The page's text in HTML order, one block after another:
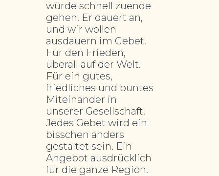
würde schnell zuende
gehen. Er dauert an,
und wir wollen
ausdauern im Gebet.
Für den Frieden,
überall auf der Welt.
Für ein gutes,
friedliches und buntes
Miteinander in
unserer Gesellschaft.
Jedes Gebet wird ein
bisschen anders
gestaltet sein. Ein
Angebot ausdrücklich
für die ganze Region.